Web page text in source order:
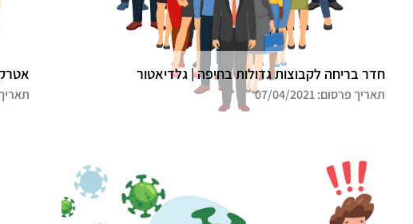
חדר בריחה לקבוצות גדולות בחיפה | גלדיאטור
תאריך פרסום: 07/04/2021 תאריך